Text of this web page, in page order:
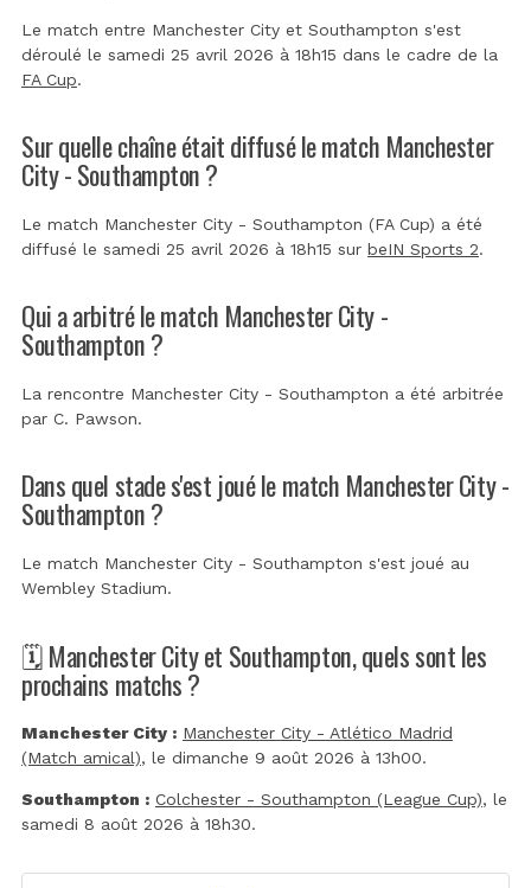
Le match entre Manchester City et Southampton s'est
déroulé le samedi 25 avril 2026 à 18h15 dans le cadre de la
FA Cup.
Sur quelle chaîne était diffusé le match Manchester
City - Southampton ?
Le match Manchester City - Southampton (FA Cup) a été
diffusé le samedi 25 avril 2026 à 18h15 sur beIN Sports 2.
Qui a arbitré le match Manchester City -
Southampton ?
La rencontre Manchester City - Southampton a été arbitrée
par C. Pawson.
Dans quel stade s'est joué le match Manchester City -
Southampton ?
Le match Manchester City - Southampton s'est joué au
Wembley Stadium.
🗓️ Manchester City et Southampton, quels sont les
prochains matchs ?
Manchester City : Manchester City - Atlético Madrid
(Match amical), le dimanche 9 août 2026 à 13h00.
Southampton : Colchester - Southampton (League Cup), le
samedi 8 août 2026 à 18h30.